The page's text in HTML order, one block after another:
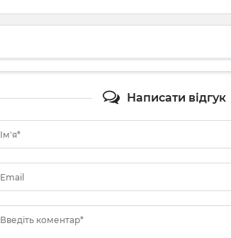
Написати відгук
Ім'я*
Email
Введіть коментар*